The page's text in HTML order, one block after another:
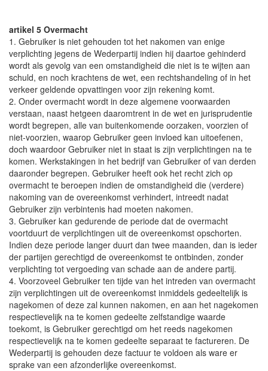
artikel 5 Overmacht
1. Gebruiker is niet gehouden tot het nakomen van enige
verplichting jegens de Wederpartij indien hij daartoe gehinderd
wordt als gevolg van een omstandigheid die niet is te wijten aan
schuld, en noch krachtens de wet, een rechtshandeling of in het
verkeer geldende opvattingen voor zijn rekening komt.
2. Onder overmacht wordt in deze algemene voorwaarden
verstaan, naast hetgeen daaromtrent in de wet en jurisprudentie
wordt begrepen, alle van buitenkomende oorzaken, voorzien of
niet-voorzien, waarop Gebruiker geen invloed kan uitoefenen,
doch waardoor Gebruiker niet in staat is zijn verplichtingen na te
komen. Werkstakingen in het bedrijf van Gebruiker of van derden
daaronder begrepen. Gebruiker heeft ook het recht zich op
overmacht te beroepen indien de omstandigheid die (verdere)
nakoming van de overeenkomst verhindert, intreedt nadat
Gebruiker zijn verbintenis had moeten nakomen.
3. Gebruiker kan gedurende de periode dat de overmacht
voortduurt de verplichtingen uit de overeenkomst opschorten.
Indien deze periode langer duurt dan twee maanden, dan is ieder
der partijen gerechtigd de overeenkomst te ontbinden, zonder
verplichting tot vergoeding van schade aan de andere partij.
4. Voorzoveel Gebruiker ten tijde van het intreden van overmacht
zijn verplichtingen uit de overeenkomst inmiddels gedeeltelijk is
nagekomen of deze zal kunnen nakomen, en aan het nagekomen
respectievelijk na te komen gedeelte zelfstandige waarde
toekomt, is Gebruiker gerechtigd om het reeds nagekomen
respectievelijk na te komen gedeelte separaat te factureren. De
Wederpartij is gehouden deze factuur te voldoen als ware er
sprake van een afzonderlijke overeenkomst.